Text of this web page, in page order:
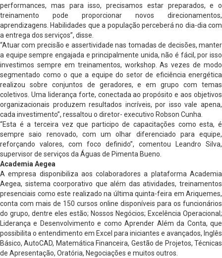
performances, mas para isso, precisamos estar preparados, e o
treinamento pode proporcionar novos direcionamentos,
aprendizagens. Habilidades que a população perceberá no dia-dia com
a entrega dos serviços”, disse.
“Atuar com precisão e assertividade nas tomadas de decisões, manter
a equipe sempre engajada e principalmente unida, não é fácil, por isso
investimos sempre em treinamentos, workshop. As vezes de modo
segmentado como o que a equipe do setor de eficiência energética
realizou sobre conjuntos de geradores, e em grupo com temas
coletivos. Uma liderança forte, conectada ao propósito e aos objetivos
organizacionais produzem resultados incríveis, por isso vale apena,
cada investimento”, ressaltou o diretor- executivo Robson Cunha.
“Esta é a terceira vez que participo de capacitações como esta, é
sempre saio renovado, com um olhar diferenciado para equipe,
reforçando valores, com foco definido”, comentou Leandro Silva,
supervisor de serviços da Águas de Pimenta Bueno.
Academia Aegea
A empresa disponibiliza aos colaboradores a plataforma Academia
Aegea, sistema coorporativo que além das atividades, treinamentos
presenciais como este realizado na última quinta-feira em Ariquemes,
conta com mais de 150 cursos online disponíveis para os funcionários
do grupo, dentre eles estão; Nossos Negócios; Excelência Operacional;
Liderança e Desenvolvimento e como Aprender Além da Conta, que
possibilita o entendimento em Excel para iniciantes e avançados, Inglês
Básico, AutoCAD, Matemática Financeira, Gestão de Projetos, Técnicas
de Apresentação, Oratória, Negociações e muitos outros.